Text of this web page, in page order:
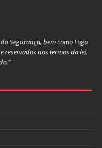
Segurança, bem como Logo
reservados nos termos da lei,